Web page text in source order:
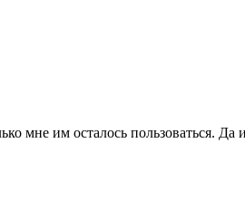
мне им осталось пользоваться.